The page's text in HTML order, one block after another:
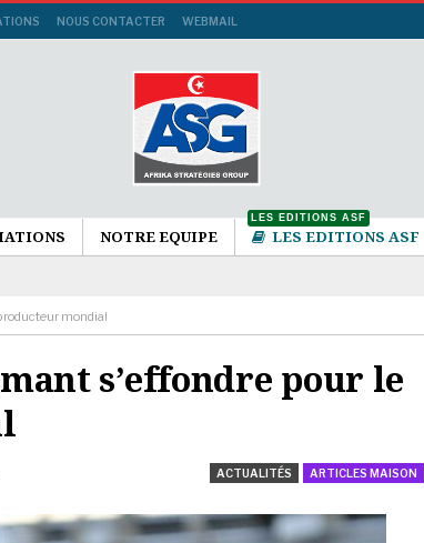
NOUS CONTACTER WEBMAIL
NOTRE EQUIPE LES EDITIONS ASF
LES EDITIONS ASF
mondial
s’effondre pour le
ACTUALITÉS ARTICLES MAISON